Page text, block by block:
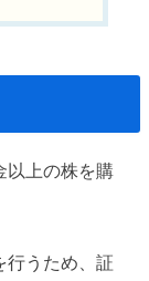
以上の株を購
行うため、証